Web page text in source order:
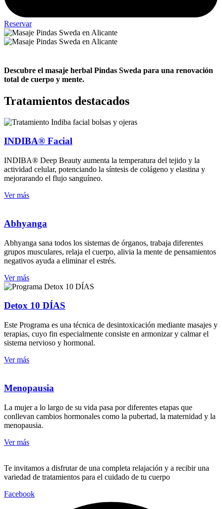
Reservar
Descubre el masaje herbal Pindas Sweda para una renovación
total de cuerpo y mente.
Tratamientos destacados
INDIBA® Facial
INDIBA® Deep Beauty aumenta la temperatura del tejido y la
actividad celular, potenciando la síntesis de colágeno y elastina y
mejorarando el flujo sanguíneo.
Ver más
Abhyanga
Abhyanga sana todos los sistemas de órganos, trabaja diferentes
grupos musculares, relaja el cuerpo, alivia la mente de pensamientos
negativos ayuda a eliminar el estrés.
Ver más
Detox 10 DÍAS
Este Programa es una técnica de desintoxicación mediante masajes y
terapias, cuyo fin especialmente consiste en armonizar y calmar el
sistema nervioso y hormonal.
Ver más
Menopausia
La mujer a lo largo de su vida pasa por diferentes etapas que
conllevan cambios hormonales como la pubertad, la maternidad y la
menopausia.
Ver más
Te invitamos a disfrutar de una completa relajación y a recibir una
variedad de tratamientos para el cuidado de tu cuerpo
Facebook